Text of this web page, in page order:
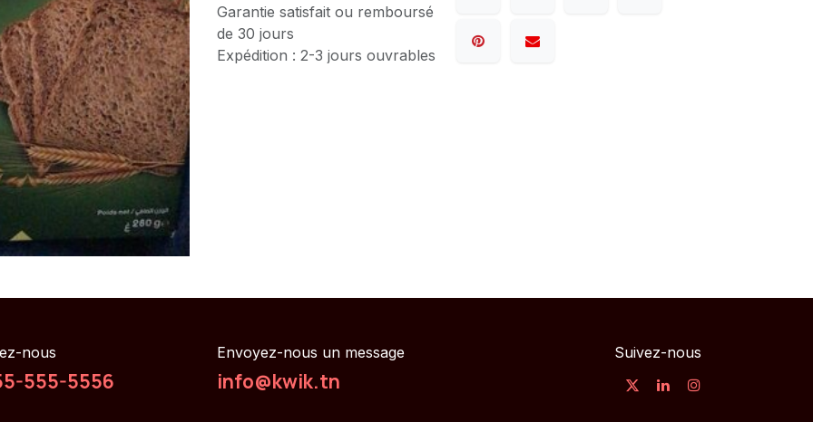
Garantie satisfait ou remboursé
de 30 jours
Expédition : 2-3 jours ouvrables
nous
555-5556
Envoyez-nous un message
info@kwik.tn
Suivez-nous